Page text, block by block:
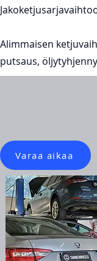
Alimmaisen
putsaus,
Varaa aikaa